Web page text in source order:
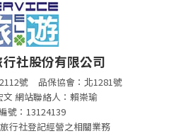
社股份有限公司
號
品保協會：北1281號
文 網站聯絡人：賴崇瑜
號：13124139
行社登記經營之相關業務